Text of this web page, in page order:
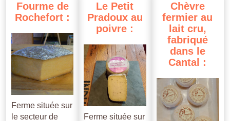
Fourme de
Rochefort :
Ferme située sur
le secteur de
Le Petit
Pradoux au
poivre :
Ferme située sur
Chèvre
fermier au
lait cru,
fabriqué
dans le
Cantal :